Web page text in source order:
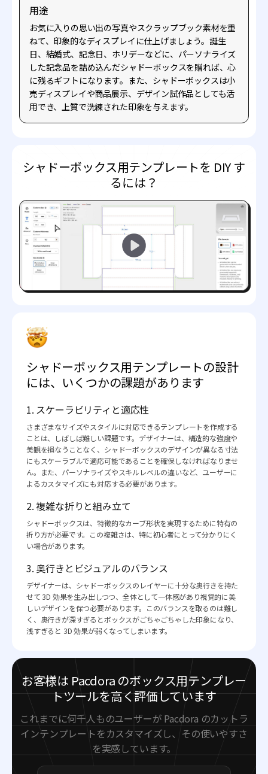
用途
お気に入りの思い出の写真やスクラップブック素材を重
ねて、印象的なディスプレイに仕上げましょう。誕生
日、結婚式、記念日、ホリデーなどに、パーソナライズ
した記念品を詰め込んだシャドーボックスを贈れば、心
に残るギフトになります。また、シャドーボックスは小
売ディスプレイや商品展示、デザイン試作品としても活
用でき、上質で洗練された印象を与えます。
シャドーボックス用テンプレートを DIY す
るには？
シャドーボックス用テンプレートの設計
には、いくつかの課題があります
1. スケーラビリティと適応性
さまざまなサイズやスタイルに対応できるテンプレートを作成する
ことは、しばしば難しい課題です。デザイナーは、構造的な強度や
美観を損なうことなく、シャドーボックスのデザインが異なる寸法
にもスケーラブルで適応可能であることを確保しなければなりませ
ん。また、パーソナライズやスキルレベルの違いなど、ユーザーに
よるカスタマイズにも対応する必要があります。
2. 複雑な折りと組み立て
シャドーボックスは、特徴的なカーブ形状を実現するために特有の
折り方が必要です。この複雑さは、特に初心者にとって分かりにく
い場合があります。
3. 奥行きとビジュアルのバランス
デザイナーは、シャドーボックスのレイヤーに十分な奥行きを持た
せて 3D 効果を生み出しつつ、全体として一体感があり視覚的に美
しいデザインを保つ必要があります。このバランスを取るのは難し
く、奥行きが深すぎるとボックスがごちゃごちゃした印象になり、
浅すぎると 3D 効果が弱くなってしまいます。
お客様は Pacdora のボックス用テンプレー
トツールを高く評価しています
これまでに何千人ものユーザーが Pacdora のカットラ
インテンプレートをカスタマイズし、その使いやすさ
を実感しています。